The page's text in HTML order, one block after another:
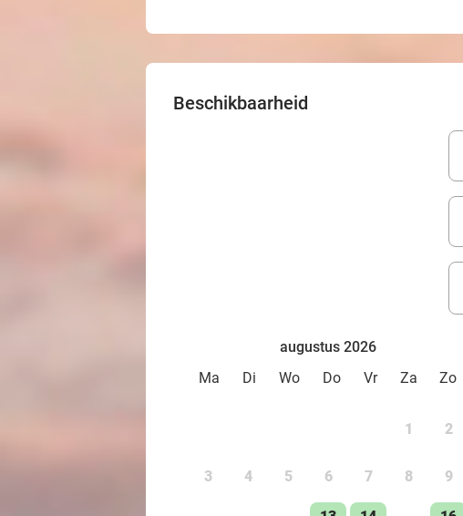
Beschikbaarheid
augustus 2026
Ma
Di Wo Do Vr Za Zo
1 2
3 4 5 6 7 8 9